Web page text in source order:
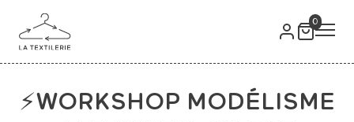
0
⚡WORKSHOP MODÉLISME